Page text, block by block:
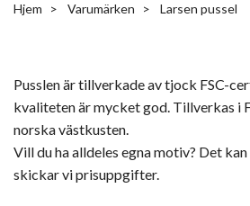
Hjem Varumärken Larsen pussel
Pusslen är tillverkade av tjock FSC-
kvaliteten är mycket god. Tillverkas i
norska västkusten.
Vill du ha alldeles egna motiv? Det
skickar vi prisuppgifter.